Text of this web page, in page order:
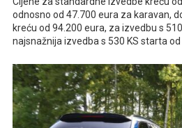
odnosno od 47.700 eura za karavan,
kreću od 94.200 eura, za izvedbu s
najsnažnija izvedba s 530 KS starta od